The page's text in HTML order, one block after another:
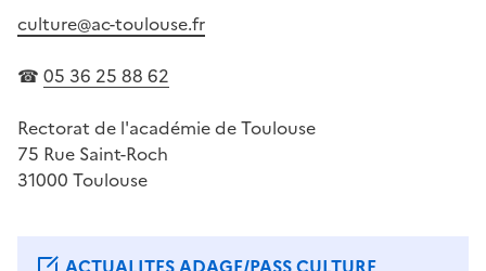
culture@ac-toulouse.fr
☎ 05 36 25 88 62
Rectorat de l'académie de Toulouse
75 Rue Saint-Roch
31000 Toulouse